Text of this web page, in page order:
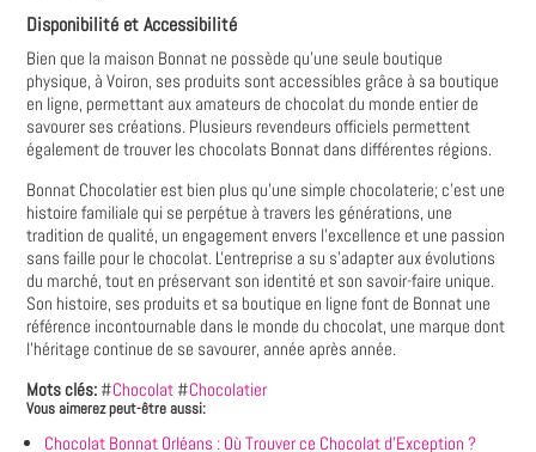
Disponibilité et Accessibilité
Bien que la maison Bonnat ne possède qu'une seule boutique
physique, à Voiron, ses produits sont accessibles grâce à sa boutique
en ligne, permettant aux amateurs de chocolat du monde entier de
savourer ses créations. Plusieurs revendeurs officiels permettent
également de trouver les chocolats Bonnat dans différentes régions.
Bonnat Chocolatier est bien plus qu'une simple chocolaterie; c'est une
histoire familiale qui se perpétue à travers les générations, une
tradition de qualité, un engagement envers l'excellence et une passion
sans faille pour le chocolat. L'entreprise a su s'adapter aux évolutions
du marché, tout en préservant son identité et son savoir-faire unique.
Son histoire, ses produits et sa boutique en ligne font de Bonnat une
référence incontournable dans le monde du chocolat, une marque dont
l'héritage continue de se savourer, année après année.
Mots clés: #Chocolat #Chocolatier
Vous aimerez peut-être aussi:
Chocolat Bonnat Orléans : Où Trouver ce Chocolat d'Exception ?